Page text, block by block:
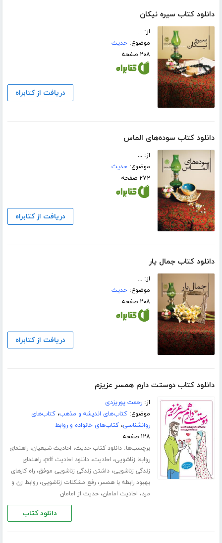
دانلود کتاب سیره نیکان
از: ...
موضوع:حدیث
۲۰۸ صفحه
دریافت از کتابراه
دانلود کتاب سوده‌های الماس
از: ...
موضوع:حدیث
۲۷۲ صفحه
دریافت از کتابراه
دانلود کتاب جمال یار
از: ...
موضوع:حدیث
۲۰۸ صفحه
دریافت از کتابراه
دانلود کتاب دوستت دارم همسر عزیزم
از:رحمت پوریزدی
موضوع:کتاب‌های اندیشه و مذهب،کتاب‌های
روانشناسی،کتاب‌های خانواده و روابط
۱۲۸ صفحه
برچسب‌ها:دانلود کتاب حدیث، احادیث شیعیان،راهنمای
روابط زناشویی، احادیث،دانلود احادیث pdf ،راهنمای
زندگی زناشویی،داشتن زندگی زناشویی موفق،راه کارهای
بهبود رابطه با همسر،رفع مشکلات زناشویی،روابط زن و
مرد، احادیث امامان،حدیث از امامان
دانلود کتاب